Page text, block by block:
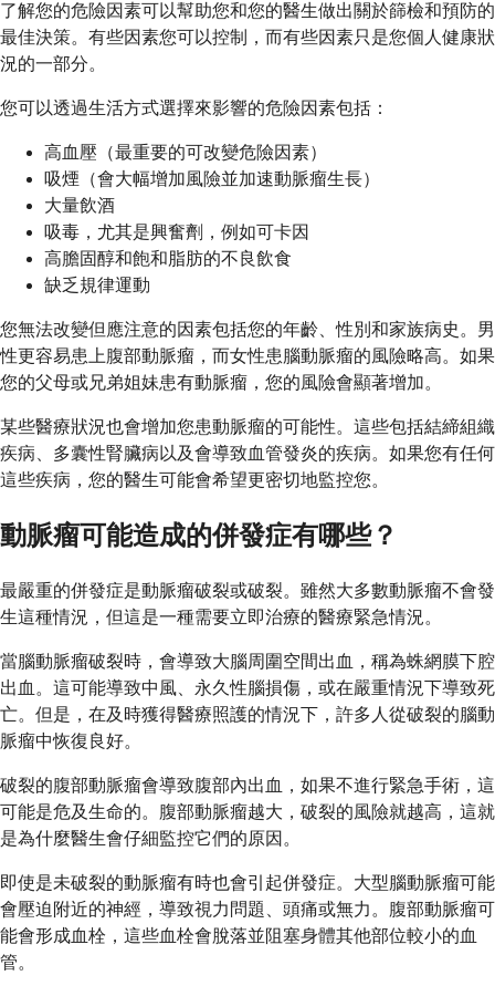
了解您的危險因素可以幫助您和您的醫生做出關於篩檢和預防的
最佳決策。有些因素您可以控制，而有些因素只是您個人健康狀
況的一部分。
您可以透過生活方式選擇來影響的危險因素包括：
高血壓（最重要的可改變危險因素）
吸煙（會大幅增加風險並加速動脈瘤生長）
大量飲酒
吸毒，尤其是興奮劑，例如可卡因
高膽固醇和飽和脂肪的不良飲食
缺乏規律運動
您無法改變但應注意的因素包括您的年齡、性別和家族病史。男
性更容易患上腹部動脈瘤，而女性患腦動脈瘤的風險略高。如果
您的父母或兄弟姐妹患有動脈瘤，您的風險會顯著增加。
某些醫療狀況也會增加您患動脈瘤的可能性。這些包括結締組織
疾病、多囊性腎臟病以及會導致血管發炎的疾病。如果您有任何
這些疾病，您的醫生可能會希望更密切地監控您。
動脈瘤可能造成的併發症有哪些？
最嚴重的併發症是動脈瘤破裂或破裂。雖然大多數動脈瘤不會發
生這種情況，但這是一種需要立即治療的醫療緊急情況。
當腦動脈瘤破裂時，會導致大腦周圍空間出血，稱為蛛網膜下腔
出血。這可能導致中風、永久性腦損傷，或在嚴重情況下導致死
亡。但是，在及時獲得醫療照護的情況下，許多人從破裂的腦動
脈瘤中恢復良好。
破裂的腹部動脈瘤會導致腹部內出血，如果不進行緊急手術，這
可能是危及生命的。腹部動脈瘤越大，破裂的風險就越高，這就
是為什麼醫生會仔細監控它們的原因。
即使是未破裂的動脈瘤有時也會引起併發症。大型腦動脈瘤可能
會壓迫附近的神經，導致視力問題、頭痛或無力。腹部動脈瘤可
能會形成血栓，這些血栓會脫落並阻塞身體其他部位較小的血
管。